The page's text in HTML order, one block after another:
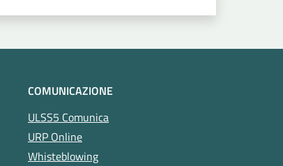
COMUNICAZIONE
ULSS5 Comunica
URP Online
Whisteblowing